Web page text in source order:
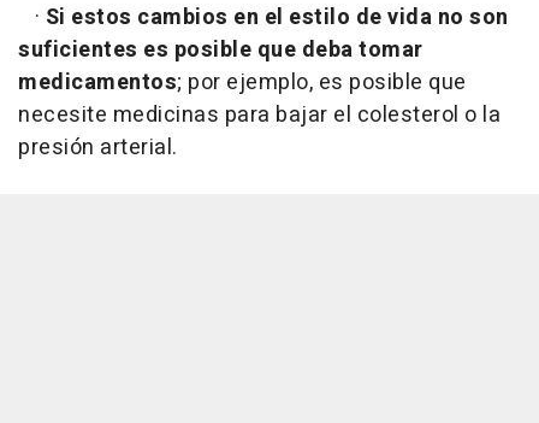
· Si estos cambios en el estilo de vida no son
suficientes es posible que deba tomar
medicamentos; por ejemplo, es posible que
necesite medicinas para bajar el colesterol o la
presión arterial.